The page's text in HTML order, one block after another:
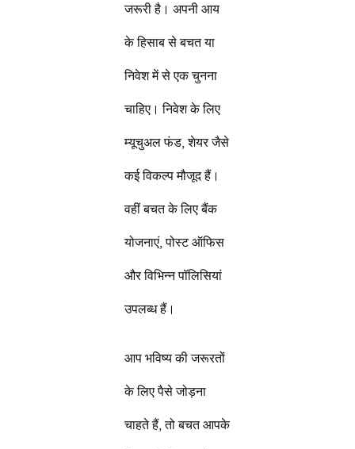
जरूरी है। अपनी आय
के हिसाब से बचत या
निवेश में से एक चुनना
चाहिए। निवेश के लिए
म्यूचुअल फंड, शेयर जैसे
कई विकल्प मौजूद हैं।
वहीं बचत के लिए बैंक
योजनाएं, पोस्ट ऑफिस
और विभिन्न पॉलिसियां
उपलब्ध हैं।
आप भविष्य की जरूरतों
के लिए पैसे जोड़ना
चाहते हैं, तो बचत आपके